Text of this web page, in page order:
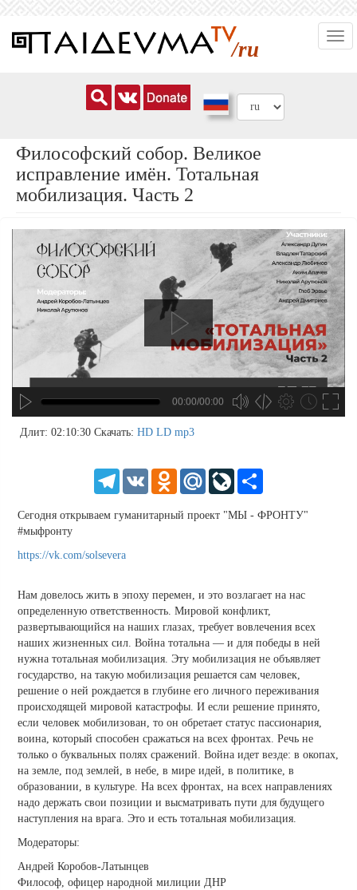
основному
/ru
Философский собор. Великое
исправление имён. Тотальная
мобилизация. Часть 2
0.25
00:00/00:00
Длит: 02:10:30 Скачать: HD LD mp3
TelegramVK Odnoklassniki
Mail.Ru LiveJournal
Сегодня открываем гуманитарный проект "МЫ - ФРОНТУ"
#мыфронту
https://vk.com/solsevera
Нам довелось жить в эпоху перемен, и это возлагает на нас
определенную ответственность. Мировой конфликт,
развертывающийся на наших глазах, требует вовлечения всех
наших жизненных сил. Война тотальна — и для победы в ней
нужна тотальная мобилизация. Эту мобилизация не объявляет
государство, на такую мобилизация решается сам человек,
решение о ней рождается в глубине его личного переживания
происходящей мировой катастрофы. И если решение принято,
если человек мобилизован, то он обретает статус пассионария,
воина, который способен сражаться на всех фронтах. Речь не
только о буквальных полях сражений. Война идет везде: в окопах,
на земле, под землей, в небе, в мире идей, в политике, в
образовании, в культуре. На всех фронтах, на всех направлениях
надо держать свои позиции и высматривать пути для будущего
наступления на врага. Это и есть тотальная мобилизация.
Модераторы:
Андрей Коробов-Латынцев
Философ, офицер народной милиции ДНР